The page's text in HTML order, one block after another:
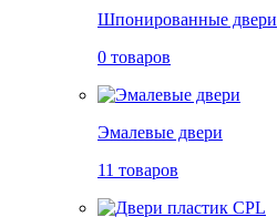
Шпонированные двери
0 товаров
Эмалевые двери
11 товаров